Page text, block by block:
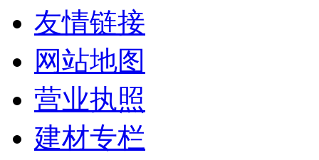
友情链接
网站地图
营业执照
建材专栏